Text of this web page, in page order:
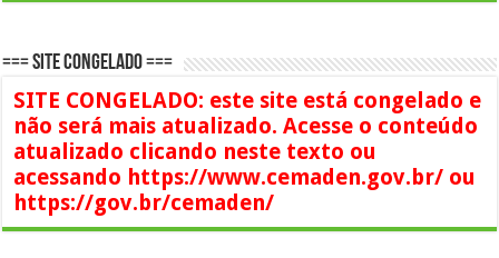
=== SITE CONGELADO ===
SITE CONGELADO: este site está congelado e
não será mais atualizado. Acesse o conteúdo
atualizado clicando neste texto ou
acessando https://www.cemaden.gov.br/ ou
https://gov.br/cemaden/